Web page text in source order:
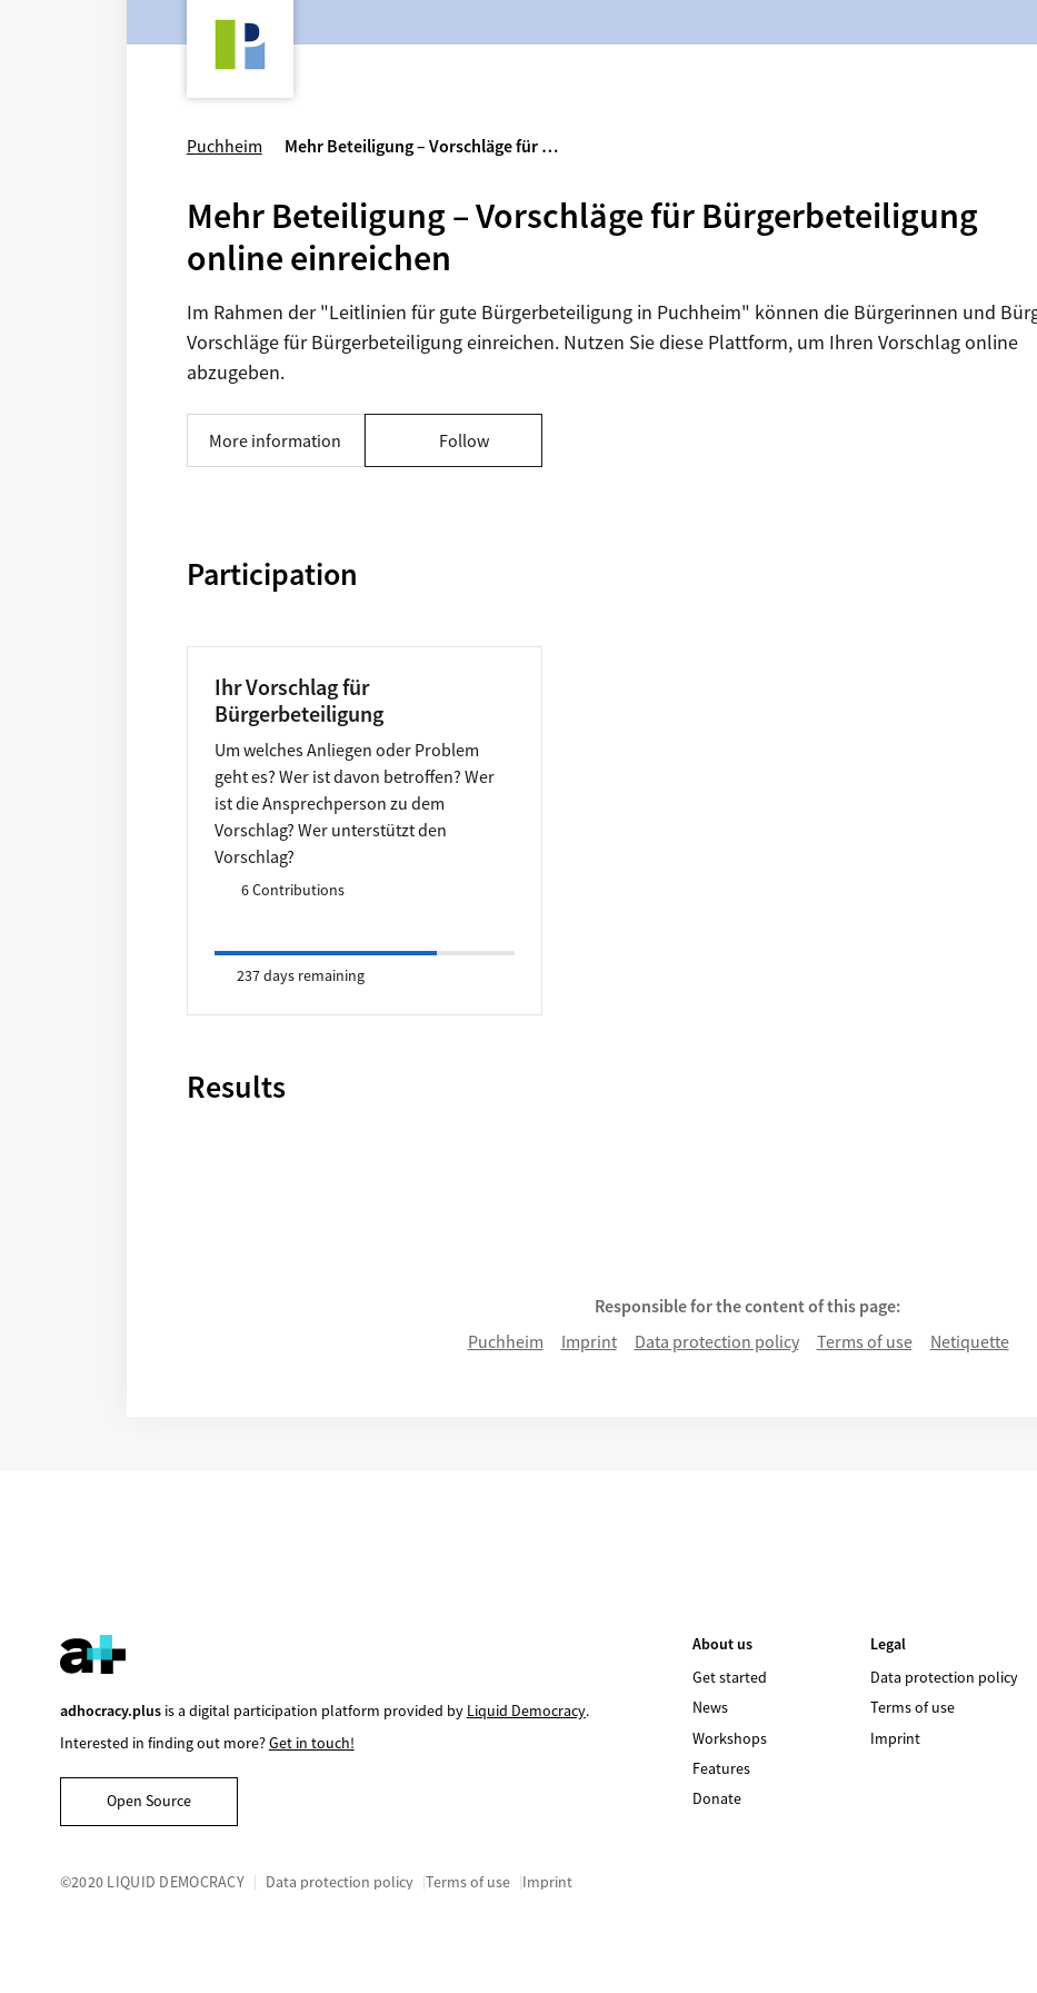
Puchheim Mehr Beteiligung – Vorschläge für …
Mehr Beteiligung – Vorschläge für Bürgerbeteiligung
online einreichen
Im Rahmen der "Leitlinien für gute Bürgerbeteiligung in Puchheim" können die Bürgerinnen und
Vorschläge für Bürgerbeteiligung einreichen. Nutzen Sie diese Plattform, um Ihren Vorschlag online
abzugeben.
More information Follow
Participation
Ihr Vorschlag für
Bürgerbeteiligung
Um welches Anliegen oder Problem
geht es? Wer ist davon betroffen? Wer
ist die Ansprechperson zu dem
Vorschlag? Wer unterstützt den
Vorschlag?
6 Contributions
237 days remaining
Results
Responsible for the content of this page:
Puchheim
Imprint Data protection policy Terms of use Netiquette
adhocracy.plusis a digital participation platform provided by Liquid Democracy.
Interested in finding out more?Get in touch!
Open Source
About us
Get started
News
Workshops
Features
Donate
Legal
Data protection policy
Terms of use
Imprint
©2020 LIQUID DEMOCRACY Data protection policy Terms of use Imprint